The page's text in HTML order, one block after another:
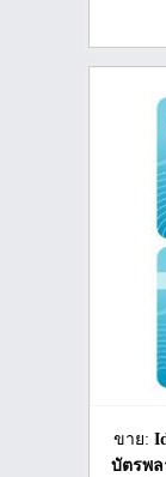
ขาย:
บัตรพ